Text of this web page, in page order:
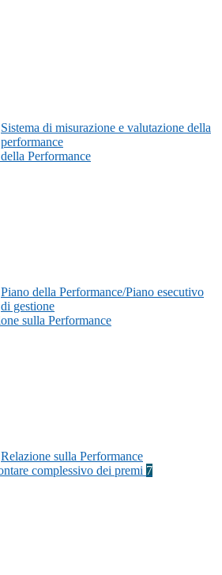
Sistema di misurazione e valutazione della
performance
Performance
Piano della Performance/Piano esecutivo
di gestione
sulla Performance
Relazione sulla Performance
complessivo dei premi 7